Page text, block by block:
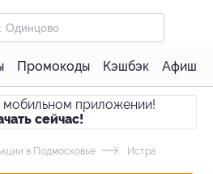
Промокоды Кэшбэк Афиша
мобильном приложении!
сейчас!
в Подмосковье Истра